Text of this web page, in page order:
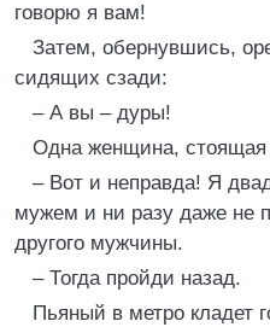
говорю я вам!
Затем, обернувшись,
сидящих сзади:
– А вы – дуры!
Одна женщина, стоящая
– Вот и неправда! Я
мужем и ни разу даже не
другого мужчины.
– Тогда пройди назад.
Пьяный в метро кладет